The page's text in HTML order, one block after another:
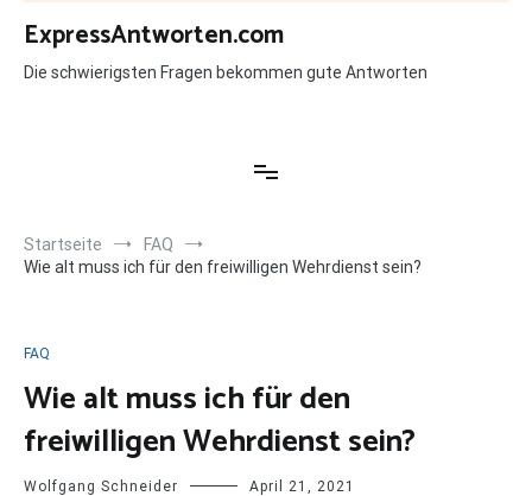
Zum
Inhalt
springen
ExpressAntworten.com
Die schwierigsten Fragen bekommen gute Antworten
Startseite
FAQ
Wie alt muss ich für den freiwilligen Wehrdienst sein?
FAQ
Wie alt muss ich für den
freiwilligen Wehrdienst sein?
Wolfgang Schneider April 21, 2021